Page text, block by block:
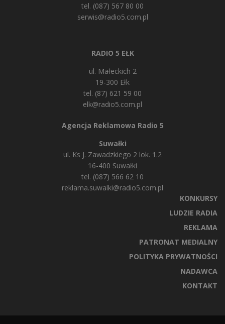
tel. (087) 567 80 00
serwis@radio5.com.pl
RADIO 5 EŁK
ul. Małeckich 2
19-300 Ełk
tel. (87) 621 59 00
elk@radio5.com.pl
Agencja Reklamowa Radio 5
Suwałki
ul. Ks J. Zawadzkiego 2 lok. 1.2
16-400 Suwałki
tel. (087) 566 62 10
reklama.suwalki@radio5.com.pl
KONKURSY
LUDZIE RADIA
REKLAMA
PATRONAT MEDIALNY
POLITYKA PRYWATNOŚCI
NADAWCA
KONTAKT